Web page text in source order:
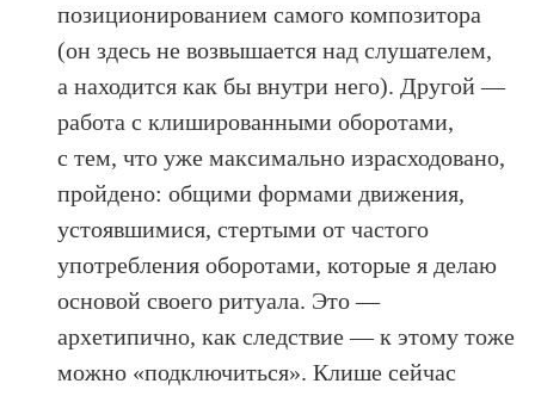
позиционированием самого композитора
(он здесь не возвышается над слушателем,
а находится как бы внутри него). Другой —
работа с клишированными оборотами,
с тем, что уже максимально израсходовано,
пройдено: общими формами движения,
устоявшимися, стертыми от частого
употребления оборотами, которые я делаю
основой своего ритуала. Это —
архетипично, как следствие — к этому тоже
можно «подключиться». Клише сейчас